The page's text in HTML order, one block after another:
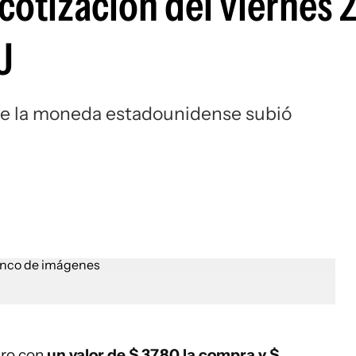
la moneda estadounidense subió